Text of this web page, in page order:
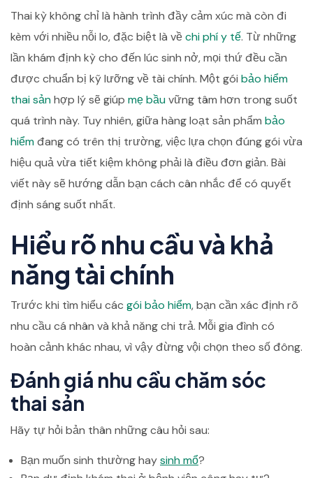
Thai kỳ không chỉ là hành trình đầy cảm xúc mà còn đi
kèm với nhiều nỗi lo, đặc biệt là vềchi phí y tế. Từ những
lần khám định kỳ cho đến lúc sinh nở, mọi thứ đều cần
được chuẩn bị kỹ lưỡng về tài chính. Một gói bảo hiểm
thai sảnhợp lý sẽ giúp mẹ bầuvững tâm hơn trong suốt
quá trình này. Tuy nhiên, giữa hàng loạt sản phẩm bảo
hiểmđang có trên thị trường, việc lựa chọn đúng gói vừa
hiệu quả vừa tiết kiệm không phải là điều đơn giản. Bài
viết này sẽ hướng dẫn bạn cách cân nhắc để có quyết
định sáng suốt nhất.
Hiểu rõ nhu cầu và khả
năng tài chính
Trước khi tìm hiểu các gói bảo hiểm, bạn cần xác định rõ
nhu cầu cá nhân và khả năng chi trả. Mỗi gia đình có
hoàn cảnh khác nhau, vì vậy đừng vội chọn theo số đông.
Đánh giá nhu cầu chăm sóc
thai sản
Hãy tự hỏi bản thân những câu hỏi sau:
Bạn muốn sinh thường haysinh mổ?